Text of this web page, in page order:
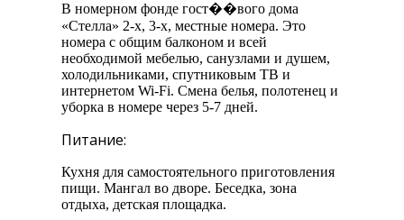
В номерном фонде гост��вого дома
«Стелла» 2-х, 3-х, местные номера. Это
номера с общим балконом и всей
необходимой мебелью, санузлами и душем,
холодильниками, спутниковым ТВ и
интернетом Wi-Fi. Смена белья, полотенец и
уборка в номере через 5-7 дней.
Питание:
Кухня для самостоятельного приготовления
пищи. Мангал во дворе. Беседка, зона
отдыха, детская площадка.